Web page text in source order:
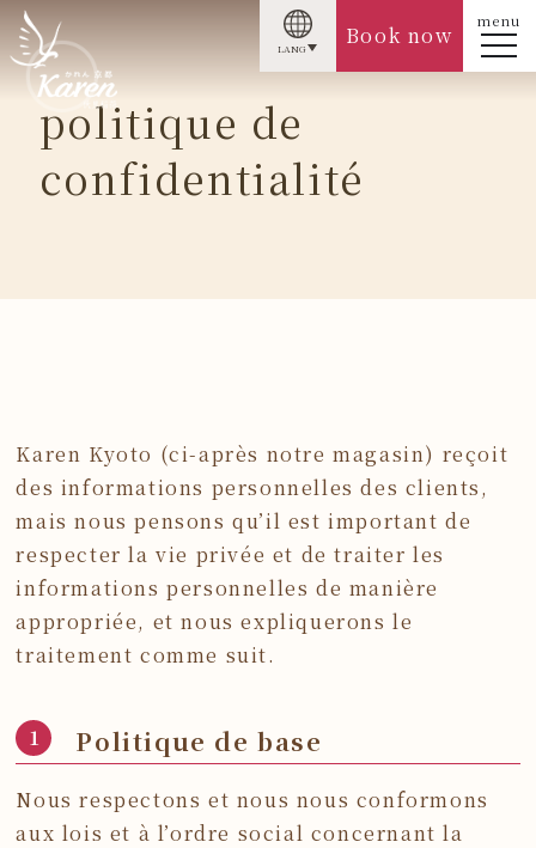
menu
Book now
LANG
politique de
confidentialité
Karen Kyoto (ci-après notre magasin) reçoit
des informations personnelles des clients,
mais nous pensons qu’il est important de
respecter la vie privée et de traiter les
informations personnelles de manière
appropriée, et nous expliquerons le
traitement comme suit.
Politique de base
Nous respectons et nous nous conformons
aux lois et à l’ordre social concernant la